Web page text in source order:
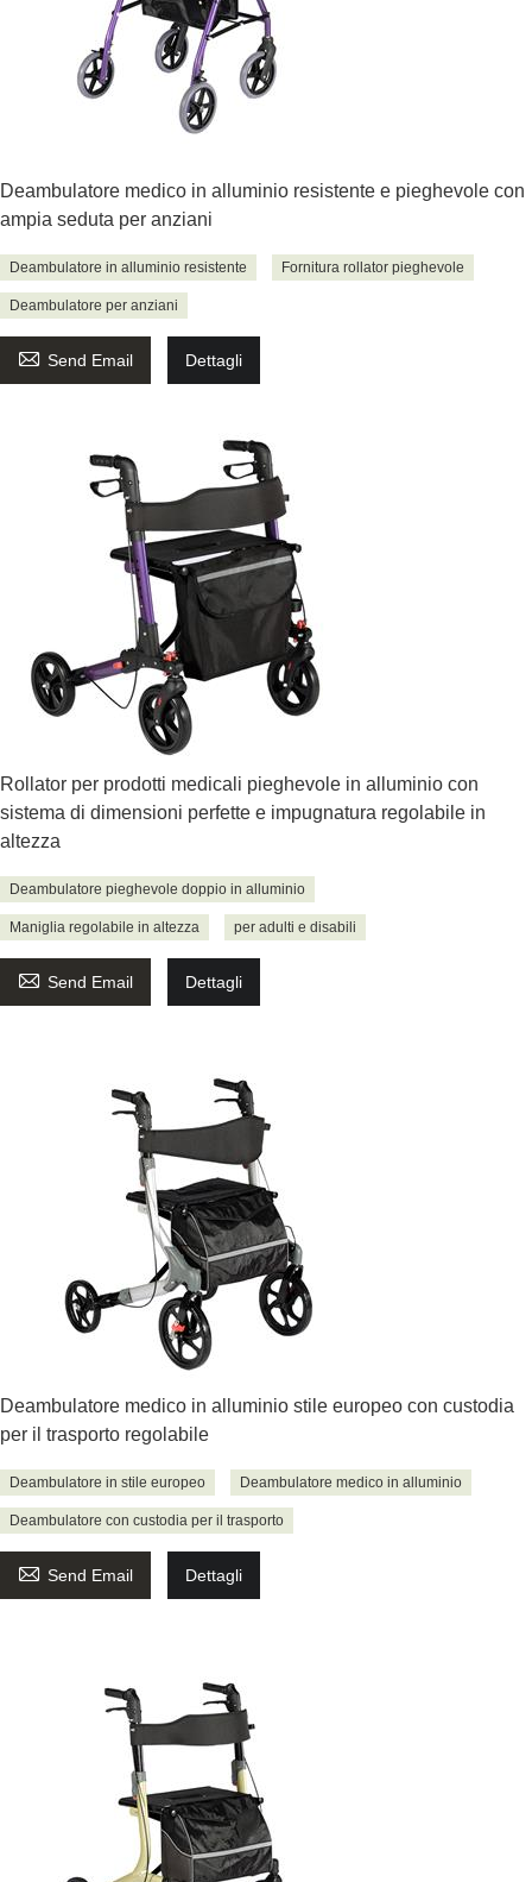
Deambulatore medico in alluminio resistente e pieghevole con
ampia seduta per anziani
Deambulatore in alluminio resistente Fornitura rollator pieghevole
Deambulatore per anziani
 Send Email Dettagli
Rollator per prodotti medicali pieghevole in alluminio con
sistema di dimensioni perfette e impugnatura regolabile in
altezza
Deambulatore pieghevole doppio in alluminio
Maniglia regolabile in altezza per adulti e disabili
 Send Email Dettagli
Deambulatore medico in alluminio stile europeo con custodia
per il trasporto regolabile
Deambulatore in stile europeo Deambulatore medico in alluminio
Deambulatore con custodia per il trasporto
 Send Email Dettagli